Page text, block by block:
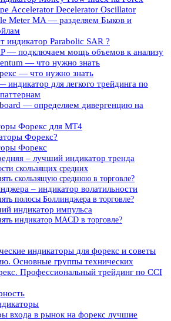
Accelerator Decelerator Oscillator
Meter MA — разделяем Быков и
индикатор Parabolic SAR ?
— подключаем мощь объемов к анализу
— что нужно знать
— что нужно знать
для легкого трейдинга по
— определяем дивергенцию на
Форекс для MT4
Форекс?
Форекс
– лучший индикатор тренда
скользящих средних
скользящую среднюю в торговле?
– индикатор волатильности
полосы Боллинджера в торговле?
индикатор импульса
индикатор MACD в торговле?
индикаторы для форекс и советы
Основные группы технических
Профессиональный трейдинг по CCI
входа в рынок на форекс лучшие